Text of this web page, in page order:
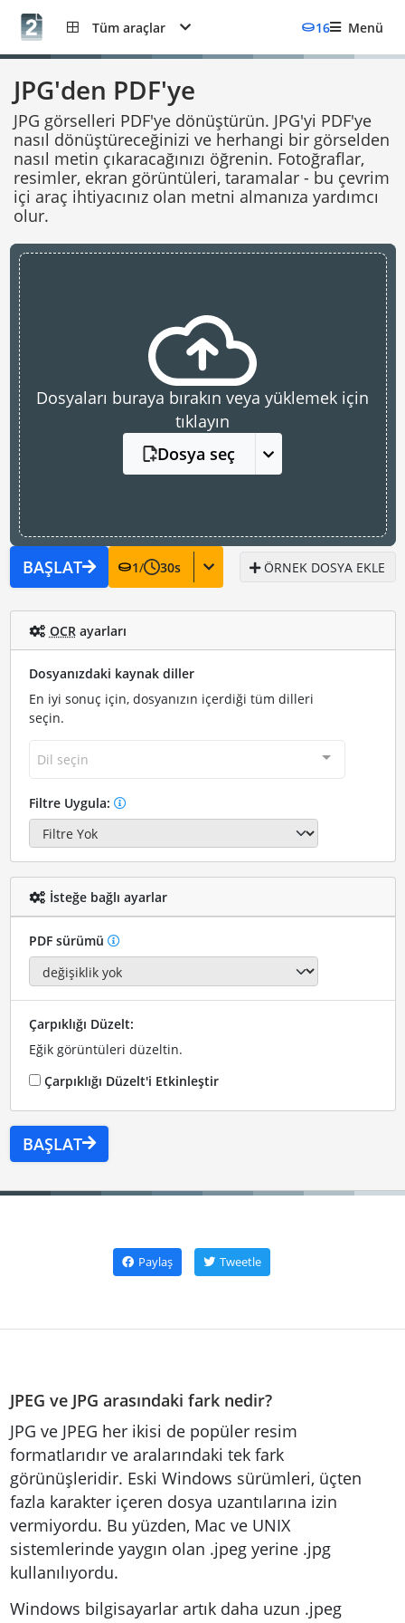
Tüm araçlar 16 Menü
JPG'den PDF'ye
JPG görselleri PDF'ye dönüştürün. JPG'yi PDF'ye
nasıl dönüştüreceğinizi ve herhangi bir görselden
nasıl metin çıkaracağınızı öğrenin. Fotoğraflar,
resimler, ekran görüntüleri, taramalar - bu çevrim
içi araç ihtiyacınız olan metni almanıza yardımcı
olur.
Dosyaları buraya bırakın veya yüklemek için
tıklayın
Dosya seç
BAŞLAT 1/ 30s ÖRNEK DOSYA EKLE
OCR ayarları
Dosyanızdaki kaynak diller
En iyi sonuç için, dosyanızın içerdiği tüm dilleri
seçin.
Dil seçin
Filtre Uygula:
İsteğe bağlı ayarlar
PDF sürümü
Çarpıklığı Düzelt:
Eğik görüntüleri düzeltin.
Çarpıklığı Düzelt'i Etkinleştir
BAŞLAT
Paylaş Tweetle
JPEG ve JPG arasındaki fark nedir?
JPG ve JPEG her ikisi de popüler resim
formatlarıdır ve aralarındaki tek fark
görünüşleridir. Eski Windows sürümleri, üçten
fazla karakter içeren dosya uzantılarına izin
vermiyordu. Bu yüzden, Mac ve UNIX
sistemlerinde yaygın olan .jpeg yerine .jpg
kullanılıyordu.
Windows bilgisayarlar artık daha uzun .jpeg